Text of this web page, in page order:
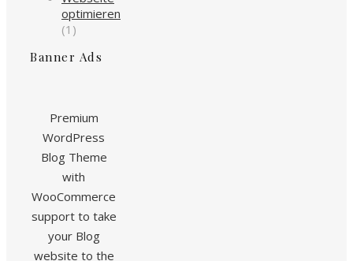
optimieren
(1)
Banner Ads
Premium
WordPress
Blog Theme
with
WooCommerce
support to take
your Blog
website to the